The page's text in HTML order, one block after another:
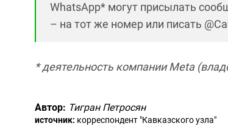
WhatsApp* могут присылать
– на тот же номер или писать
* деятельность компании Meta
Автор: Тигран Петросян
источник: корреспондент "Кавказского узла"